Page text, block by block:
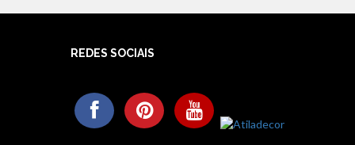
REDES SOCIAIS